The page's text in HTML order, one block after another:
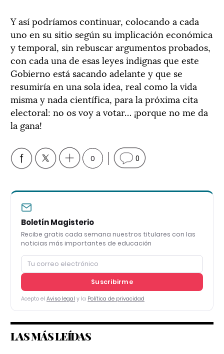
Y así podríamos continuar, colocando a cada
uno en su sitio según su implicación económica
y temporal, sin rebuscar argumentos probados,
con cada una de esas leyes indignas que este
Gobierno está sacando adelante y que se
resumiría en una sola idea, real como la vida
misma y nada científica, para la próxima cita
electoral: no os voy a votar… ¡porque no me da
la gana!
0 0
Boletín Magisterio
Recibe gratis cada semana nuestros titulares con las
noticias más importantes de educación
Suscribirme
Acepto el Aviso legal y la Política de privacidad
LAS MÁS LEÍDAS